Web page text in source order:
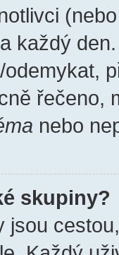
každý
řečeno,
nebo
skupiny?
jsou